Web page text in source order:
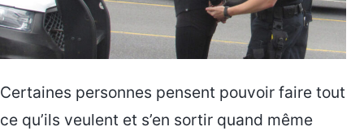
Certaines personnes pensent pouvoir faire tout
ce qu’ils veulent et s’en sortir quand même